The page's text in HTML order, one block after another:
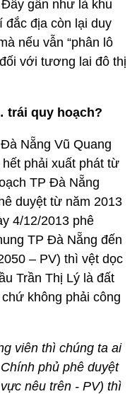
gần như là khu
đắc địa còn lại duy
nếu vẫn “phân lô
với tương lai đô thị
trái quy hoạch?
Nẵng Vũ Quang
phải xuất phát từ
TP Đà Nẵng
duyệt từ năm 2013
4/12/2013 phê
TP Đà Nẵng đến
– PV) thì vệt dọc
Trần Thị Lý là đất
không phải công
viên thì chúng ta ai
phủ phê duyệt
nêu trên - PV) thì